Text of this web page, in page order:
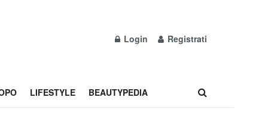
Login Registrati
LIFESTYLE BEAUTYPEDIA